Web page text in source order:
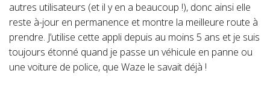
autres utilisateurs (et il y en a beaucoup !), donc ainsi elle
reste à-jour en permanence et montre la meilleure route à
prendre. J’utilise cette appli depuis au moins 5 ans et je suis
toujours étonné quand je passe un véhicule en panne ou
une voiture de police, que Waze le savait déjà !